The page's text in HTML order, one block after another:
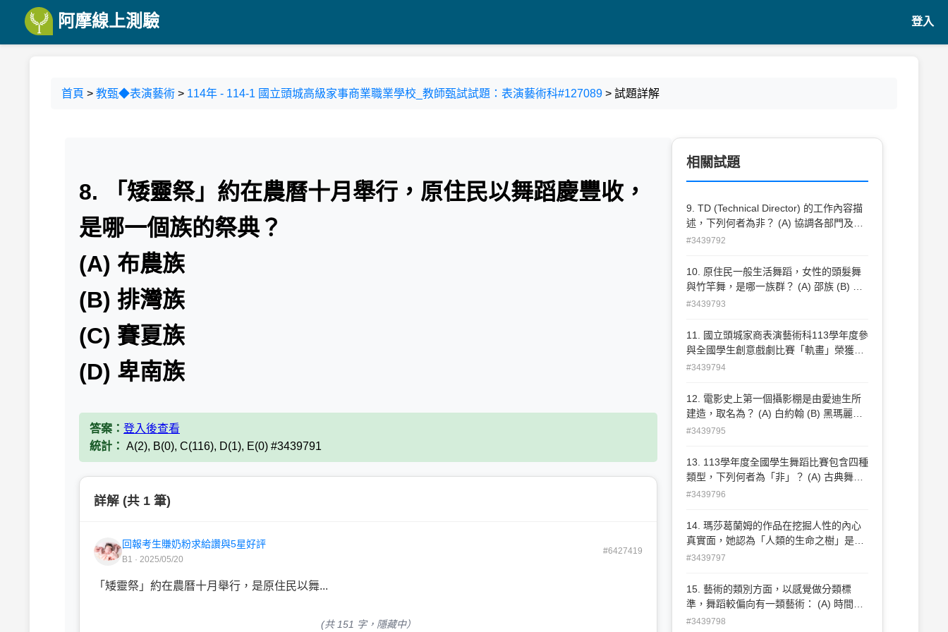
阿摩線上測驗 登入
首頁 > 教甄◆表演藝術 > 114年 - 114-1 國立頭城高級家事商業職業學校_教師甄試試題：表演藝術科#127089 > 試題詳解
8. 「矮靈祭」約在農曆十月舉行，原住民以舞蹈慶豐收，
是哪一個族的祭典？
(A) 布農族
(B) 排灣族
(C) 賽夏族
(D) 卑南族
答案： 登入後查看
統計： A(2), B(0), C(116), D(1), E(0) #3439791
詳解 (共 1 筆)
回報考生賺奶粉求給讚與5星好評
B1 · 2025/05/20
#6427419
「矮靈祭」約在農曆十月舉行，是原住民以舞...
(共 151 字，隱藏中）
相關試題
9. TD (Technical Director) 的工作內容描
述，下列何者為非？ (A) 協調各部門及解
決技術部門在製作期間遭遇問題 (B) 演出
控管製作流程的進度 (D) 負責與創作部門
進行溝通
#3439792
10. 原住民一般生活舞蹈，女性的頭髮舞
與竹竿舞，是哪一族群？ (A) 邵族 (B) 阿
美族 (C) 達悟族 (D) 排灣族
#3439793
11. 國立頭城家商表演藝術科113學年度參
與全國學生創意戲劇比賽「軌畫」榮獲特
優，請問參與現代偶戲類哪一組： (A) 手
(D) 布袋戲組
#3439794
12. 電影史上第一個攝影棚是由愛迪生所
建造，取名為？ (A) 白約翰 (B) 黑瑪麗
(C) 紅鸚鵡 (D) 紫羅蘭
#3439795
13. 113學年度全國學生舞蹈比賽包含四種
類型，下列何者為「非」？ (A) 古典舞
(B) 民俗舞 (C) 現代舞 (D) 芭蕾舞
#3439796
14. 瑪莎葛蘭姆的作品在挖掘人性的內心
真實面，她認為「人類的生命之樹」是什
麼？ (A) 關節 (B) 神經 (C) 脊髓 (D) 五官
#3439797
15. 藝術的類別方面，以感覺做分類標
準，舞蹈較偏向有一類藝術： (A) 時間藝
術 (B) 綜合藝術 (C) 空間藝術 (D) 羈絆藝
#3439798